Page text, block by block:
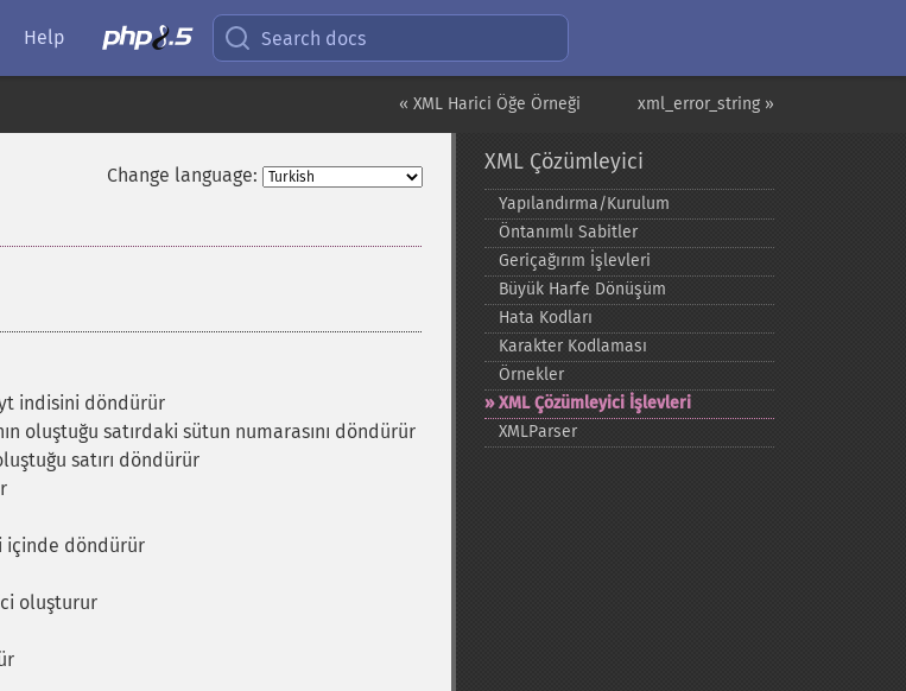
Help Search docs
xml_error_string »
« XML Harici Öğe Örneği
Change language:
indisini döndürür
oluştuğu satırdaki sütun numarasını döndürür
satırı döndürür
içinde döndürür
oluşturur
XML Çözümleyici
Yapılandırma/Kurulum
Öntanımlı Sabitler
Geriçağırım İşlevleri
Büyük Harfe Dönüşüm
Hata Kodları
Karakter Kodlaması
Örnekler
XML Çözümleyici İşlevleri
XMLParser